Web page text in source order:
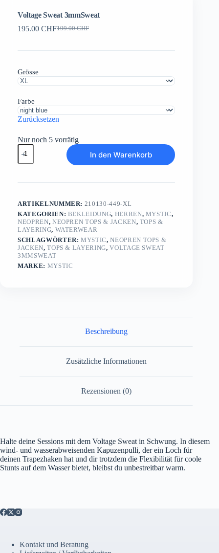
Voltage Sweat 3mmSweat
199.00CHF
Ursprünglicher
war:
195.00 CHFAktueller
ist:
Grösse
Farbe
Zurücksetzen
Nur noch 5 vorrätig
Voltage
Sweat
3mmSweat
In den Warenkorb
ARTIKELNUMMER: 210130-449-XL
KATEGORIEN: BEKLEIDUNG, HERREN, MYSTIC,
NEOPREN, NEOPREN TOPS & JACKEN, TOPS &
LAYERING, WATERWEAR
SCHLAGWÖRTER:MYSTIC,NEOPREN TOPS &
JACKEN,TOPS & LAYERING,VOLTAGE SWEAT
3MMSWEAT
MARKE: MYSTIC
Beschreibung
Zusätzliche Informationen
Rezensionen (0)
Halte deine Sessions mit dem Voltage Sweat in Schwung. In diesem
wind- und wasserabweisenden Kapuzenpulli, der ein Loch für
deinen Trapezhaken hat und dir trotzdem die Flexibilität für coole
Stunts auf dem Wasser bietet, bleibst du unbestreitbar warm.
Kontakt und Beratung